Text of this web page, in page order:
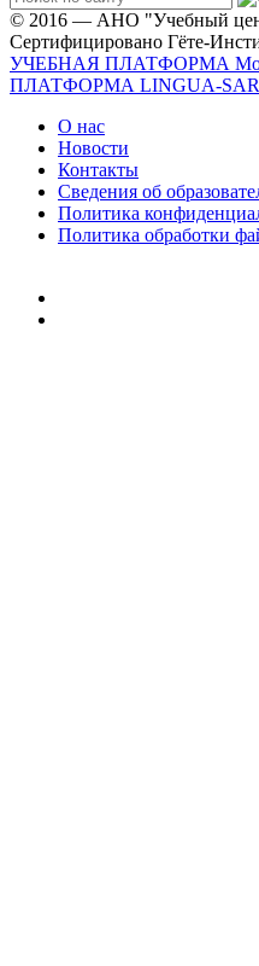
© 2016 — АНО "Учебный
Сертифицировано Гёте-
УЧЕБНАЯ ПЛАТФОРМА Мой
ПЛАТФОРМА LINGUA-
О нас
Новости
Контакты
Сведения об
Политика
Политика обработки